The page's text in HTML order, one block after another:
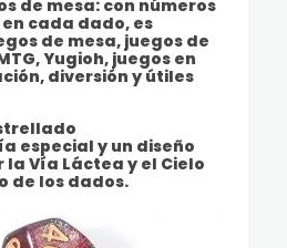
de mesa: con números
cada dado, es
de mesa, juegos de
Yugioh, juegos en
diversión y útiles
especial y un diseño
la Vía Láctea y el Cielo
de los dados.